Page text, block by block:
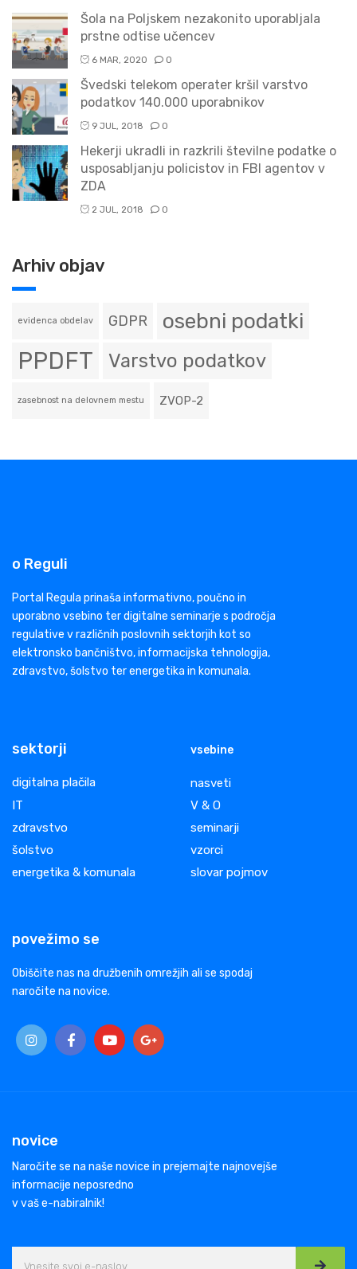
Šola na Poljskem nezakonito uporabljala
prstne odtise učencev
6 MAR, 2020 0
Švedski telekom operater kršil varstvo
podatkov 140.000 uporabnikov
9 JUL, 2018 0
Hekerji ukradli in razkrili številne podatke o
usposabljanju policistov in FBI agentov v
ZDA
2 JUL, 2018 0
Arhiv objav
evidenca obdelav GDPR osebni podatki
PPDFT Varstvo podatkov
zasebnost na delovnem mestu ZVOP-2
o Reguli
Portal Regula prinaša informativno, poučno in
uporabno vsebino ter digitalne seminarje s področja
regulative v različnih poslovnih sektorjih kot so
elektronsko bančništvo, informacijska tehnologija,
zdravstvo, šolstvo ter energetika in komunala.
sektorji
digitalna plačila
IT
zdravstvo
šolstvo
energetika & komunala
vsebine
nasveti
V & O
seminarji
vzorci
slovar pojmov
povežimo se
Obiščite nas na družbenih omrežjih ali se spodaj
naročite na novice.
novice
Naročite se na naše novice in prejemajte najnovejše
informacije neposredno
v vaš e-nabiralnik!